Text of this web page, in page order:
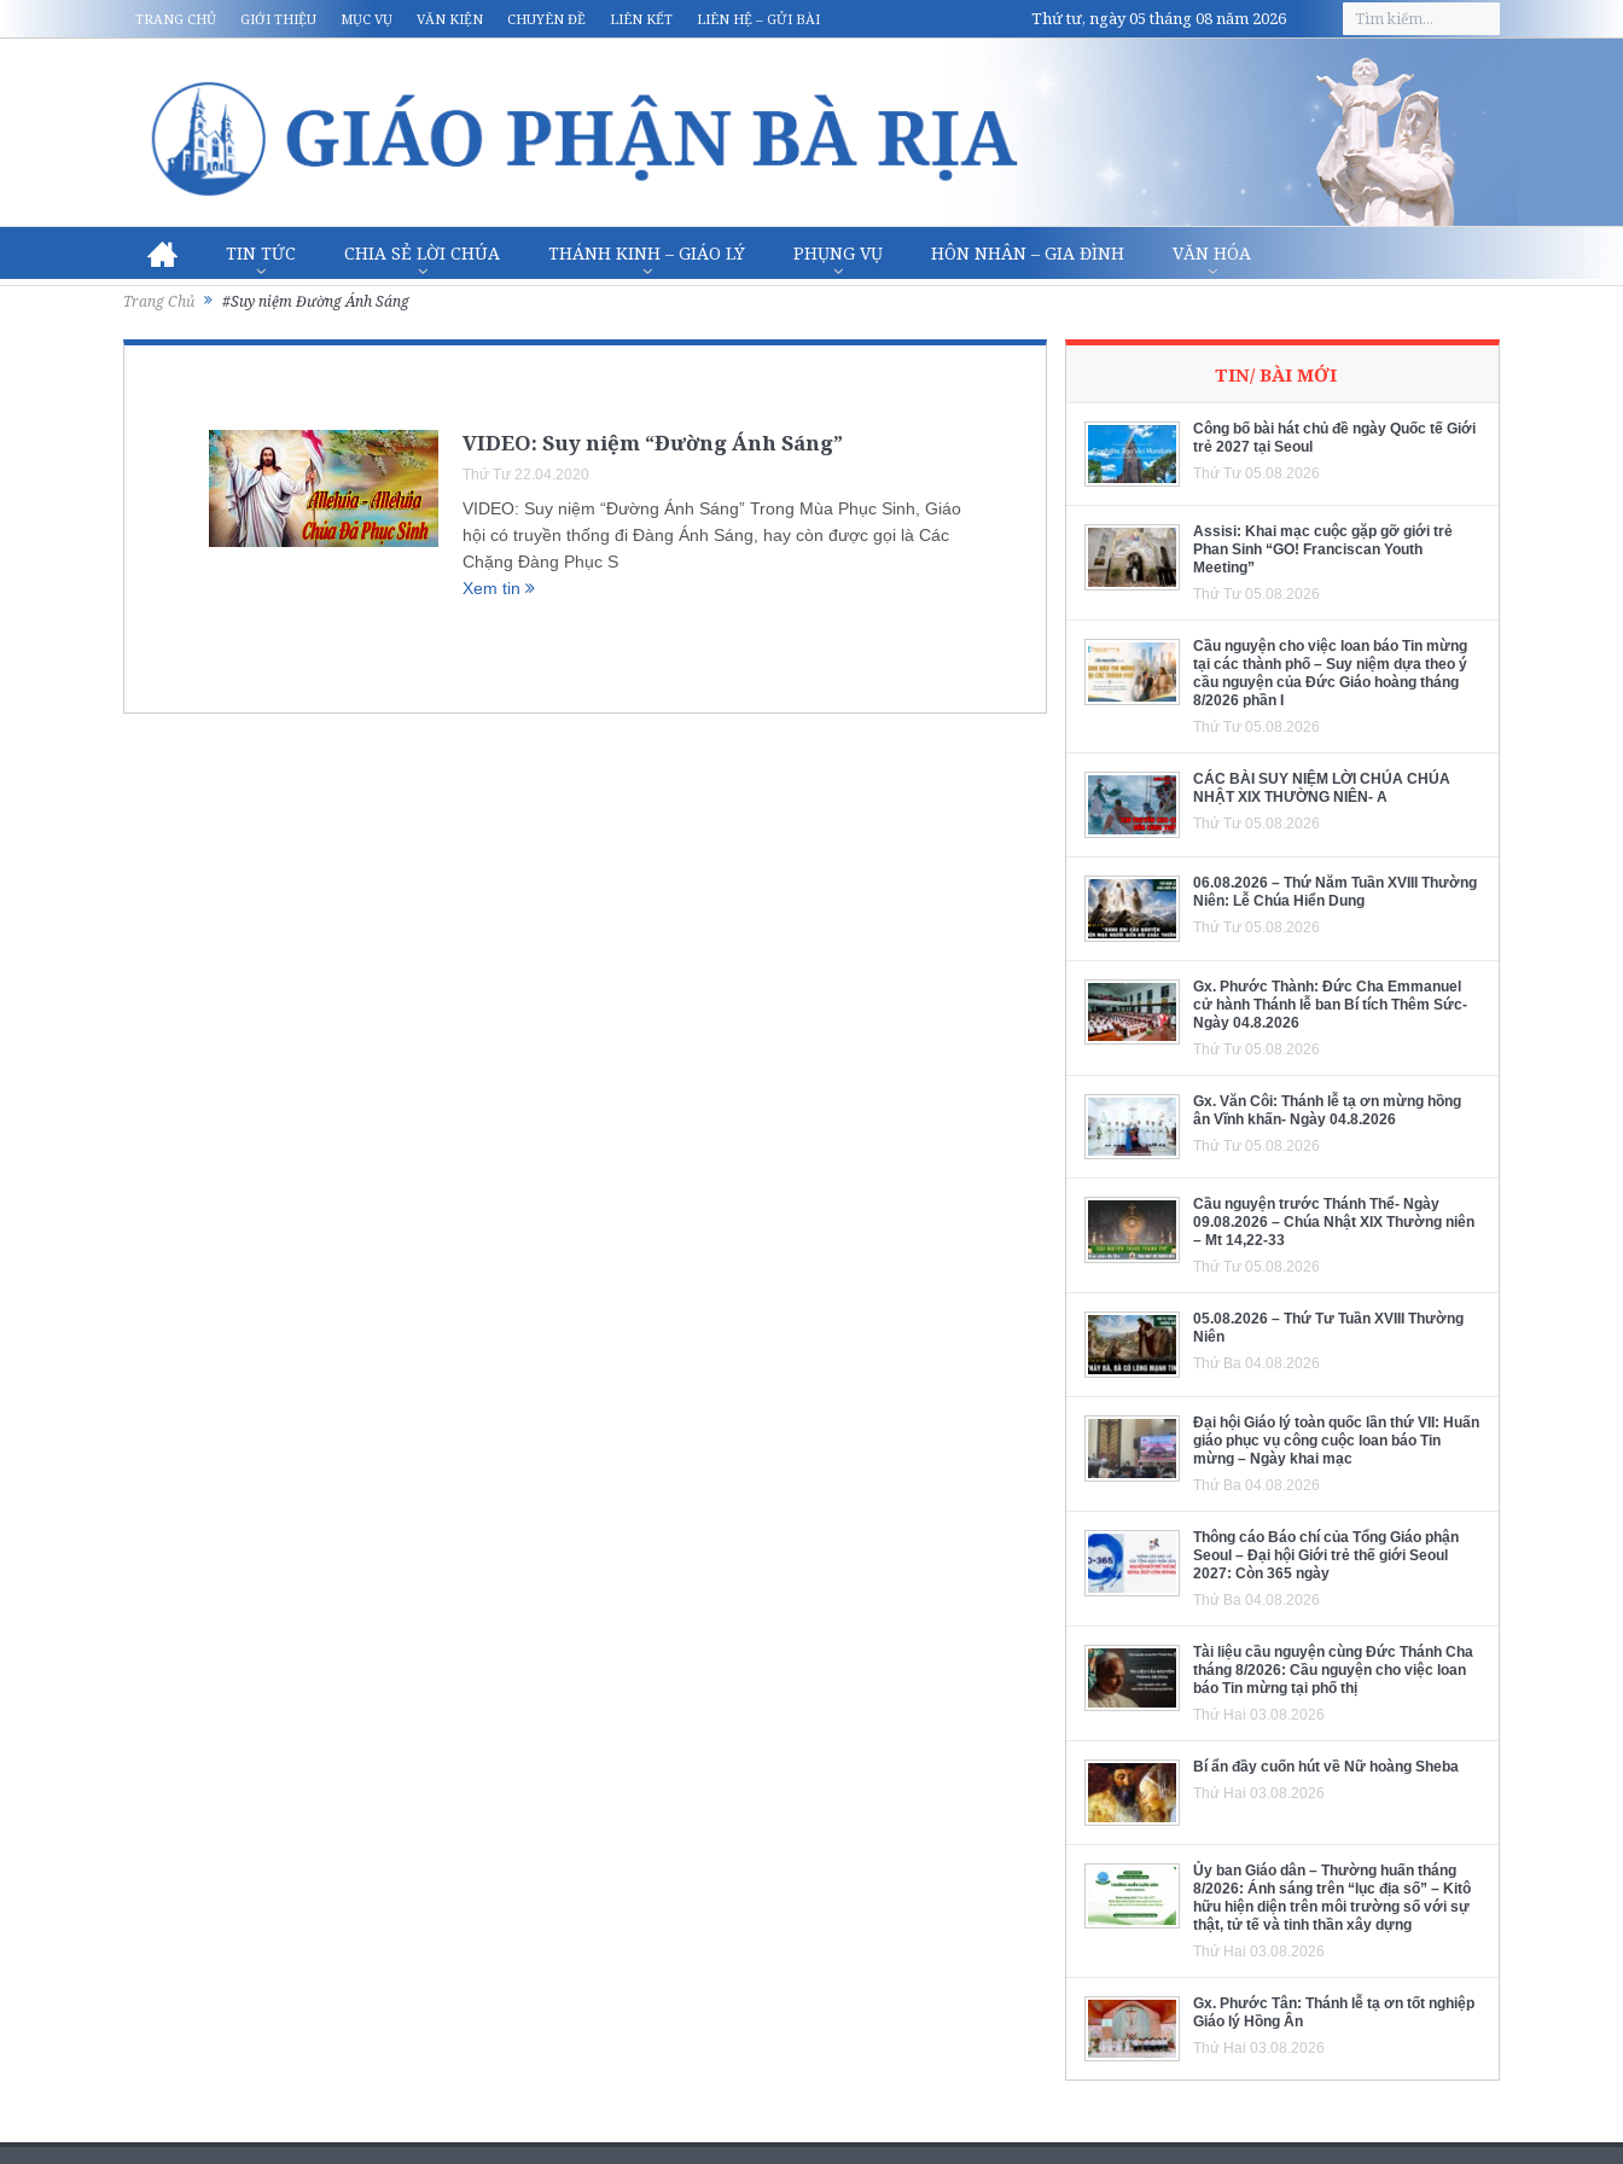
TRANG CHỦ GIỚI THIỆU MỤC VỤ VĂN KIỆN CHUYÊN ĐỀ LIÊN KẾT LIÊN HỆ – GỬI BÀI Thứ tư, ngày 05 tháng 08 năm 2026
TIN TỨC CHIA SẺ LỜI CHÚA THÁNH KINH – GIÁO LÝ PHỤNG VỤ HÔN NHÂN – GIA ĐÌNH VĂN HÓA
Trang Chủ #Suy niệm Đường Ánh Sáng
VIDEO: Suy niệm “Đường Ánh Sáng”
Thứ Tư 22.04.2020
VIDEO: Suy niệm “Đường Ánh Sáng” Trong Mùa Phục Sinh, Giáo
hội có truyền thống đi Đàng Ánh Sáng, hay còn được gọi là Các
Chặng Đàng Phục S
Xem tin
TIN/ BÀI MỚI
Công bố bài hát chủ đề ngày Quốc tế Giới
trẻ 2027 tại Seoul
Thứ Tư 05.08.2026
Assisi: Khai mạc cuộc gặp gỡ giới trẻ
Phan Sinh “GO! Franciscan Youth
Meeting”
Thứ Tư 05.08.2026
Cầu nguyện cho việc loan báo Tin mừng
tại các thành phố – Suy niệm dựa theo ý
cầu nguyện của Đức Giáo hoàng tháng
8/2026 phần I
Thứ Tư 05.08.2026
CÁC BÀI SUY NIỆM LỜI CHÚA CHÚA
NHẬT XIX THƯỜNG NIÊN- A
Thứ Tư 05.08.2026
06.08.2026 – Thứ Năm Tuần XVIII Thường
Niên: Lễ Chúa Hiển Dung
Thứ Tư 05.08.2026
Gx. Phước Thành: Đức Cha Emmanuel
cử hành Thánh lễ ban Bí tích Thêm Sức-
Ngày 04.8.2026
Thứ Tư 05.08.2026
Gx. Văn Côi: Thánh lễ tạ ơn mừng hồng
ân Vĩnh khấn- Ngày 04.8.2026
Thứ Tư 05.08.2026
Cầu nguyện trước Thánh Thể- Ngày
09.08.2026 – Chúa Nhật XIX Thường niên
– Mt 14,22-33
Thứ Tư 05.08.2026
05.08.2026 – Thứ Tư Tuần XVIII Thường
Niên
Thứ Ba 04.08.2026
Đại hội Giáo lý toàn quốc lần thứ VII: Huấn
giáo phục vụ công cuộc loan báo Tin
mừng – Ngày khai mạc
Thứ Ba 04.08.2026
Thông cáo Báo chí của Tổng Giáo phận
Seoul – Đại hội Giới trẻ thế giới Seoul
2027: Còn 365 ngày
Thứ Ba 04.08.2026
Tài liệu cầu nguyện cùng Đức Thánh Cha
tháng 8/2026: Cầu nguyện cho việc loan
báo Tin mừng tại phố thị
Thứ Hai 03.08.2026
Bí ẩn đầy cuốn hút về Nữ hoàng Sheba
Thứ Hai 03.08.2026
Ủy ban Giáo dân – Thường huấn tháng
8/2026: Ánh sáng trên “lục địa số” – Kitô
hữu hiện diện trên môi trường số với sự
thật, tử tế và tinh thần xây dựng
Thứ Hai 03.08.2026
Gx. Phước Tân: Thánh lễ tạ ơn tốt nghiệp
Giáo lý Hồng Ân
Thứ Hai 03.08.2026